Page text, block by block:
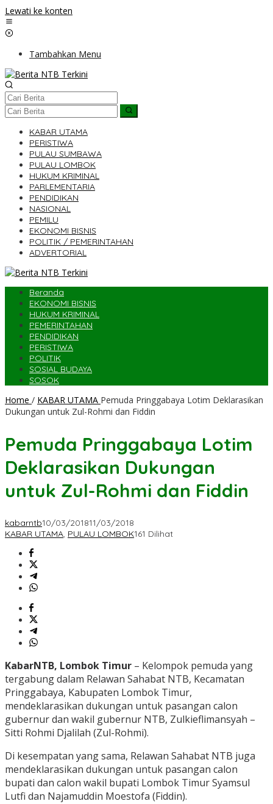
Lewati ke konten
Tambahkan Menu
KABAR UTAMA
PERISTIWA
PULAU SUMBAWA
PULAU LOMBOK
HUKUM KRIMINAL
PARLEMENTARIA
PENDIDIKAN
NASIONAL
PEMILU
EKONOMI BISNIS
POLITIK / PEMERINTAHAN
ADVERTORIAL
Beranda
EKONOMI BISNIS
HUKUM KRIMINAL
PEMERINTAHAN
PENDIDIKAN
PERISTIWA
POLITIK
SOSIAL BUDAYA
SOSOK
Home / KABAR UTAMA Pemuda Pringgabaya Lotim Deklarasikan
Dukungan untuk Zul-Rohmi dan Fiddin
Pemuda Pringgabaya Lotim
Deklarasikan Dukungan
untuk Zul-Rohmi dan Fiddin
kabarntb10/03/201811/03/2018
KABAR UTAMA, PULAU LOMBOK161 Dilihat
KabarNTB, Lombok Timur – Kelompok pemuda yang
tergabung dalam Relawan Sahabat NTB, Kecamatan
Pringgabaya, Kabupaten Lombok Timur,
mendeklarasikan dukungan untuk pasangan calon
gubernur dan wakil gubernur NTB, Zulkieflimansyah –
Sitti Rohmi Djalilah (Zul-Rohmi).
Di kesempatan yang sama, Relawan Sahabat NTB juga
mendeklarasikan dukungan untuk pasangan calon
bupati dan calon wakil bupati Lombok Timur Syamsul
Lutfi dan Najamuddin Moestofa (Fiddin).